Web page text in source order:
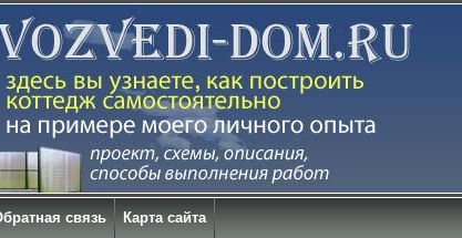
связь Карта сайта